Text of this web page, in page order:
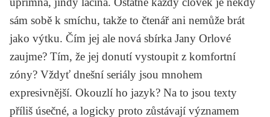
sám sobě k smíchu, takže to čtenář ani nemůže brát
jako výtku. Čím jej ale nová sbírka Jany Orlové
zaujme? Tím, že jej donutí vystoupit z komfortní
zóny? Vždyť dnešní seriály jsou mnohem
expresivnější. Okouzlí ho jazyk? Na to jsou texty
příliš úsečné, a logicky proto zůstávají významem